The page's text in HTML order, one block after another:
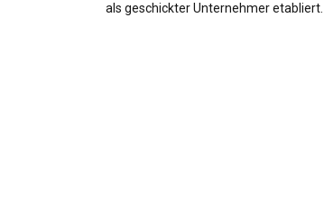
als geschickter Unternehmer